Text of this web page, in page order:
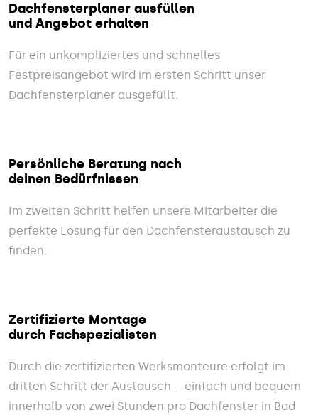
Dachfensterplaner ausfüllen
und Angebot erhalten
Für ein unkompliziertes und schnelles
Festpreisangebot wird im ersten Schritt unser
Dachfensterplaner ausgefüllt.
Persönliche Beratung nach
deinen Bedürfnissen
Im zweiten Schritt helfen unsere Mitarbeiter die
perfekte Lösung für den Dachfensteraustausch zu
finden.
Zertifizierte Montage
durch Fachspezialisten
Durch die zertifizierten Werksmonteure erfolgt im
dritten Schritt der Austausch – einfach und bequem
innerhalb von zwei Stunden pro Dachfenster in Bad